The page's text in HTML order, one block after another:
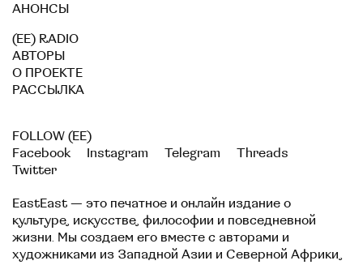
АНОНСЫ
(EE) RADIO
АВТОРЫ
О ПРОЕКТЕ
РАССЫЛКА
FOLLOW (EE)
Facebook
Instagram Telegram
Threads
Twitter
EastEast — это печатное и онлайн издание о
культуре, искусстве, философии и повседневной
жизни. Мы создаем его вместе с авторами и
художниками из Западной Азии и Северной Африки,